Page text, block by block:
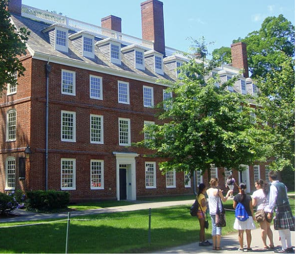
S’ouvrir de nouveaux
horizons en tant que
formateur ou conférencier
6 conseils pour
récupérer, se
retrouver le